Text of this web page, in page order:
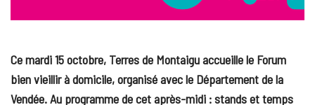
Ce mardi 15 octobre, Terres de Montaigu accueille le Forum
bien vieillir à domicile, organisé avec le Département de la
Vendée. Au programme de cet après-midi : stands et temps